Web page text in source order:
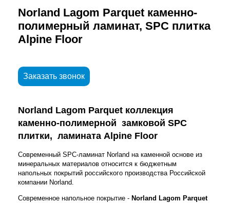
Norland Lagom Parquet каменно-
полимерный ламинат, SPC плитка
Alpine Floor
Заказать звонок
Norland Lagom Parquet коллекция
каменно-полимерной замковой SPC
плитки, ламината Alpine Floor
Современный SPC-ламинат Norland на каменной основе из
минеральных материалов относится к бюджетным
напольных покрытий российского производства Российской
компании Norland.
Современное напольное покрытие - Norland Lagom Parquet